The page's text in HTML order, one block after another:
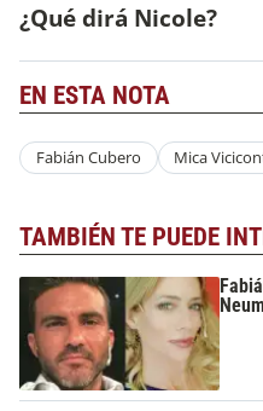
¿Qué dirá Nicole?
EN ESTA NOTA
Fabián Cubero Mica
TAMBIÉN TE PUEDE